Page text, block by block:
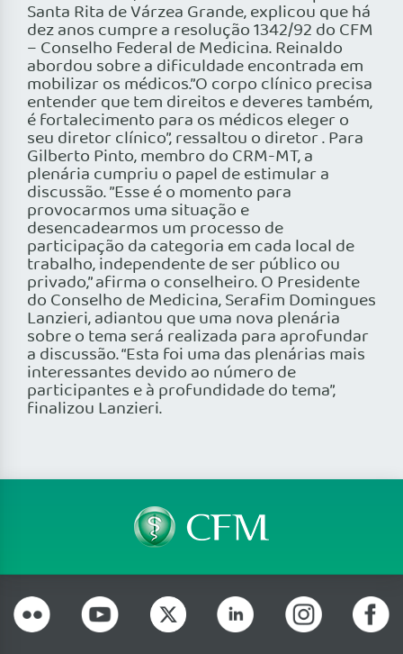
Santa Rita de Várzea Grande, explicou que há
dez anos cumpre a resolução 1342/92 do CFM
– Conselho Federal de Medicina. Reinaldo
abordou sobre a dificuldade encontrada em
mobilizar os médicos.”O corpo clínico precisa
entender que tem direitos e deveres também,
é fortalecimento para os médicos eleger o
seu diretor clínico”, ressaltou o diretor . Para
Gilberto Pinto, membro do CRM-MT, a
plenária cumpriu o papel de estimular a
discussão. ”Esse é o momento para
provocarmos uma situação e
desencadearmos um processo de
participação da categoria em cada local de
trabalho, independente de ser público ou
privado,” afirma o conselheiro. O Presidente
do Conselho de Medicina, Serafim Domingues
Lanzieri, adiantou que uma nova plenária
sobre o tema será realizada para aprofundar
a discussão. “Esta foi uma das plenárias mais
interessantes devido ao número de
participantes e à profundidade do tema”,
finalizou Lanzieri.